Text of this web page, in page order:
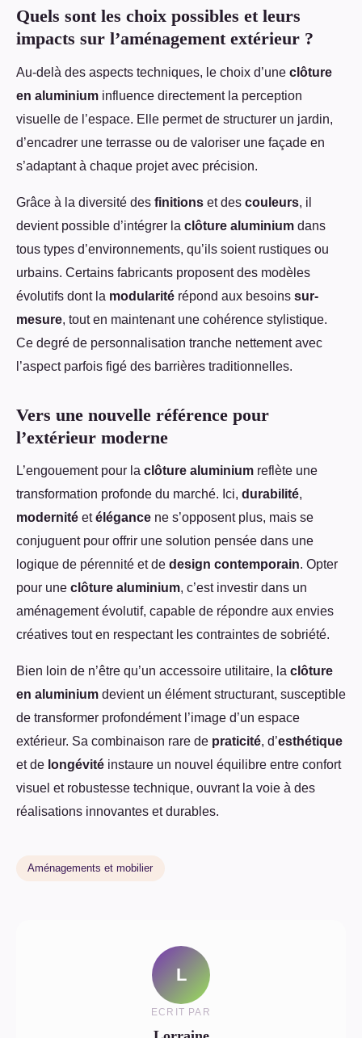
Quels sont les choix possibles et leurs
impacts sur l’aménagement extérieur ?
Au-delà des aspects techniques, le choix d’une clôture
en aluminium influence directement la perception
visuelle de l’espace. Elle permet de structurer un jardin,
d’encadrer une terrasse ou de valoriser une façade en
s’adaptant à chaque projet avec précision.
Grâce à la diversité des finitions et des couleurs , il
devient possible d’intégrer la clôture aluminium dans
tous types d’environnements, qu’ils soient rustiques ou
urbains. Certains fabricants proposent des modèles
évolutifs dont la modularité répond aux besoins sur-
mesure , tout en maintenant une cohérence stylistique.
Ce degré de personnalisation tranche nettement avec
l’aspect parfois figé des barrières traditionnelles.
Vers une nouvelle référence pour
l’extérieur moderne
L’engouement pour la clôture aluminium reflète une
transformation profonde du marché. Ici, durabilité,
modernité etélégance ne s’opposent plus, mais se
conjuguent pour offrir une solution pensée dans une
logique de pérennité et de design contemporain. Opter
pour une clôture aluminium, c’est investir dans un
aménagement évolutif, capable de répondre aux envies
créatives tout en respectant les contraintes de sobriété.
Bien loin de n’être qu’un accessoire utilitaire, la clôture
en aluminium devient un élément structurant, susceptible
de transformer profondément l’image d’un espace
extérieur. Sa combinaison rare de praticité, d’esthétique
et de longévité instaure un nouvel équilibre entre confort
visuel et robustesse technique, ouvrant la voie à des
réalisations innovantes et durables.
Aménagements et mobilier
L
ECRIT PAR